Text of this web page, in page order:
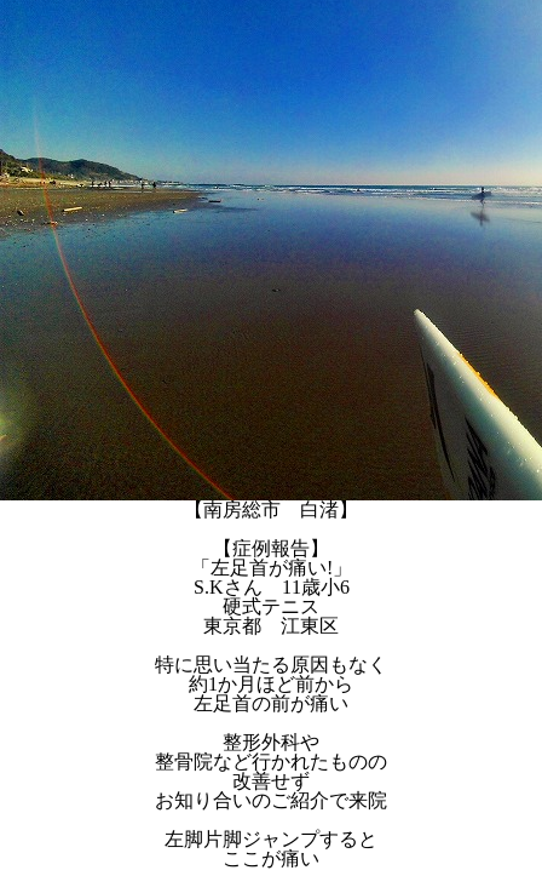
【南房総市 白渚】
【症例報告】
「左足首が痛い!」
S.Kさん 11歳小6
硬式テニス
東京都 江東区
特に思い当たる原因もなく
約1か月ほど前から
左足首の前が痛い
整形外科や
整骨院など行かれたものの
改善せず
お知り合いのご紹介で来院
左脚片脚ジャンプすると
ここが痛い